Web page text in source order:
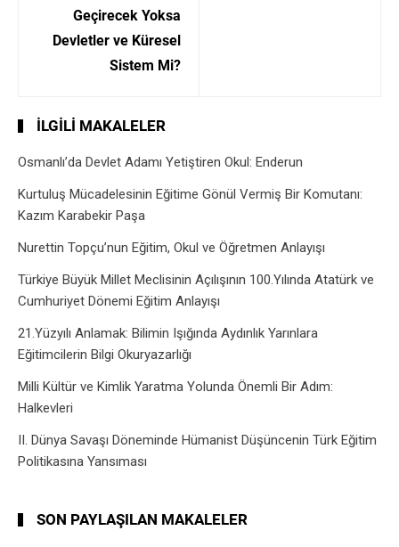
Geçirecek Yoksa
Devletler ve Küresel
Sistem Mi?
İLGILI MAKALELER
Osmanlı’da Devlet Adamı Yetiştiren Okul: Enderun
Kurtuluş Mücadelesinin Eğitime Gönül Vermiş Bir Komutanı:
Kazım Karabekir Paşa
Nurettin Topçu’nun Eğitim, Okul ve Öğretmen Anlayışı
Türkiye Büyük Millet Meclisinin Açılışının 100.Yılında Atatürk ve
Cumhuriyet Dönemi Eğitim Anlayışı
21.Yüzyılı Anlamak: Bilimin Işığında Aydınlık Yarınlara
Eğitimcilerin Bilgi Okuryazarlığı
Milli Kültür ve Kimlik Yaratma Yolunda Önemli Bir Adım:
Halkevleri
II. Dünya Savaşı Döneminde Hümanist Düşüncenin Türk Eğitim
Politikasına Yansıması
SON PAYLAŞILAN MAKALELER